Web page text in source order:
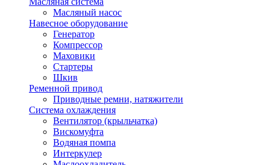
Масляный насос
Навесное оборудование
Генератор
Компрессор
Маховики
Стартеры
Шкив
Ременной привод
Приводные ремни, натяжители
Система охлаждения
Вентилятор (крыльчатка)
Вискомуфта
Водяная помпа
Интеркулер